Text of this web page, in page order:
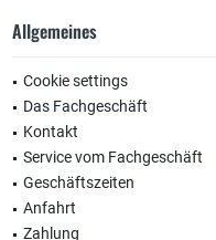
Allgemeines
Cookie settings
Das Fachgeschäft
Kontakt
Service vom Fachgeschäft
Geschäftszeiten
Anfahrt
Zahlung